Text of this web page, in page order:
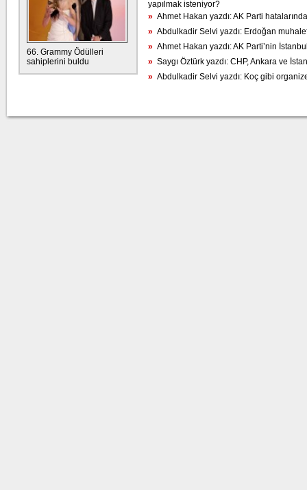
66. Grammy Ödülleri
sahiplerini buldu
yapılmak isteniyor?
» Ahmet Hakan yazdı: AK Parti
» Abdulkadir Selvi yazdı: Erdoğan
» Ahmet Hakan yazdı: AK Parti’nin
» Saygı Öztürk yazdı: CHP, Ankara ve
» Abdulkadir Selvi yazdı: Koç gibi